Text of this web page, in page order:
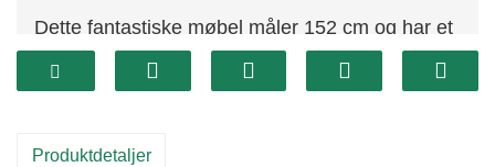
Dette fantastiske møbel måler 152 cm og har et
rigt udvalg af frodige grønne blade, der bringer
naturens ånd indenfor.
kaminhylder, fremhæve døråbninger eller vikle
Produktdetaljer